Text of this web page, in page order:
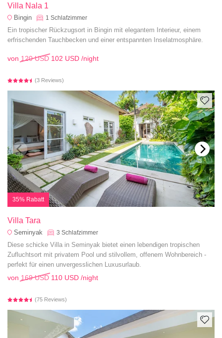
Villa Nala 1
Bingin 1 Schlafzimmer
Ein tropischer Rückzugsort in Bingin mit elegantem Interieur, einem
erfrischenden Tauchbecken und einer entspannten Inselatmosphäre.
von 120 USD 102 USD /night
(3 Reviews)
35% Rabatt
Villa Tara
Seminyak 3 Schlafzimmer
Diese schicke Villa in Seminyak bietet einen lebendigen tropischen
Zufluchtsort mit privatem Pool und stilvollem, offenem Wohnbereich -
perfekt für einen unvergesslichen Luxusurlaub.
von 169 USD 110 USD /night
(75 Reviews)